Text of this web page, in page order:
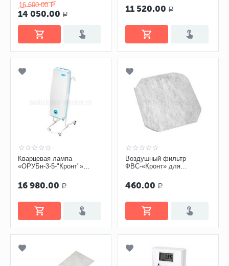
16 600.00 Р
14 050.00 Р
11 520.00 Р
Кварцевая лампа
«ОРУБн-3-5-"Кронт"»
16 980.00 Р
Воздушный фильтр
ФВС-«Кронт» для
Дезар-Кронт серии 800
460.00 Р